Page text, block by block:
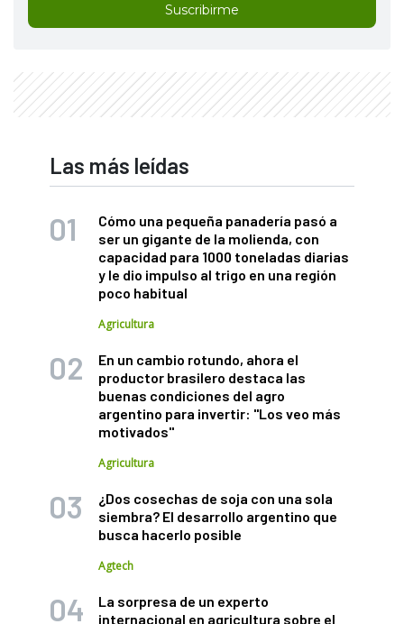
Suscribirme
Las más leídas
Cómo una pequeña panadería pasó a
ser un gigante de la molienda, con
capacidad para 1000 toneladas diarias
y le dio impulso al trigo en una región
poco habitual
Agricultura
En un cambio rotundo, ahora el
productor brasilero destaca las
buenas condiciones del agro
argentino para invertir: "Los veo más
motivados"
Agricultura
¿Dos cosechas de soja con una sola
siembra? El desarrollo argentino que
busca hacerlo posible
Agtech
La sorpresa de un experto
internacional en agricultura sobre el